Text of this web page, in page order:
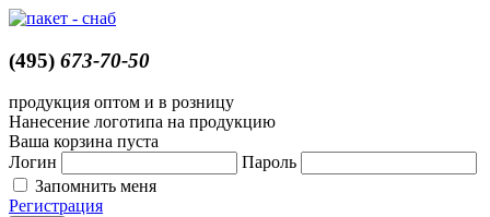
(495) 673-70-50
продукция оптом и в розницу
Нанесение логотипа на продукцию
Ваша корзина пуста
Логин
Пароль
Запомнить меня
Регистрация